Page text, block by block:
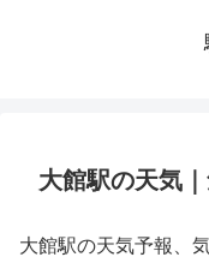
大館駅の天気
大館駅の天気予報、